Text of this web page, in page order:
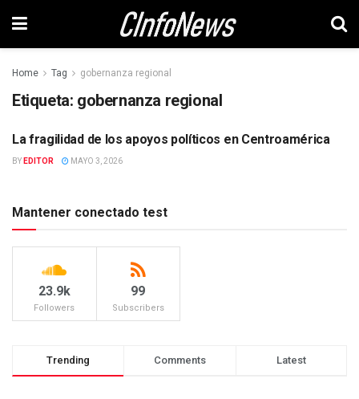
Home Tag gobernanza regional
Etiqueta: gobernanza regional
POLITICA
La fragilidad de los apoyos políticos en Centroamérica
BY EDITOR MAYO 3, 2026
Mantener conectado test
23.9k
Followers
99
Subscribers
Trending Comments Latest